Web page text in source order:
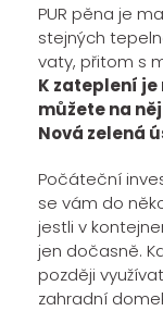
PUR pěna je
stejných
vaty, přitom s
K zateplení
můžete na
Nová zelená
Počáteční
se vám do
jestli v
jen dočasně.
později
zahradní